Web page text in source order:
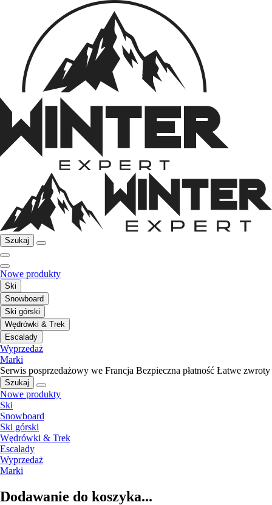
Szukaj
Nowe produkty
Ski
Snowboard
Ski górski
Wędrówki & Trek
Escalady
Wyprzedaż
Marki
Serwis posprzedażowy we Francja Bezpieczna płatność Łatwe zwroty
Szukaj
Nowe produkty
Ski
Snowboard
Ski górski
Wędrówki & Trek
Escalady
Wyprzedaż
Marki
Dodawanie do koszyka...